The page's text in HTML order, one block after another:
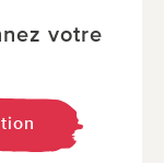
votre